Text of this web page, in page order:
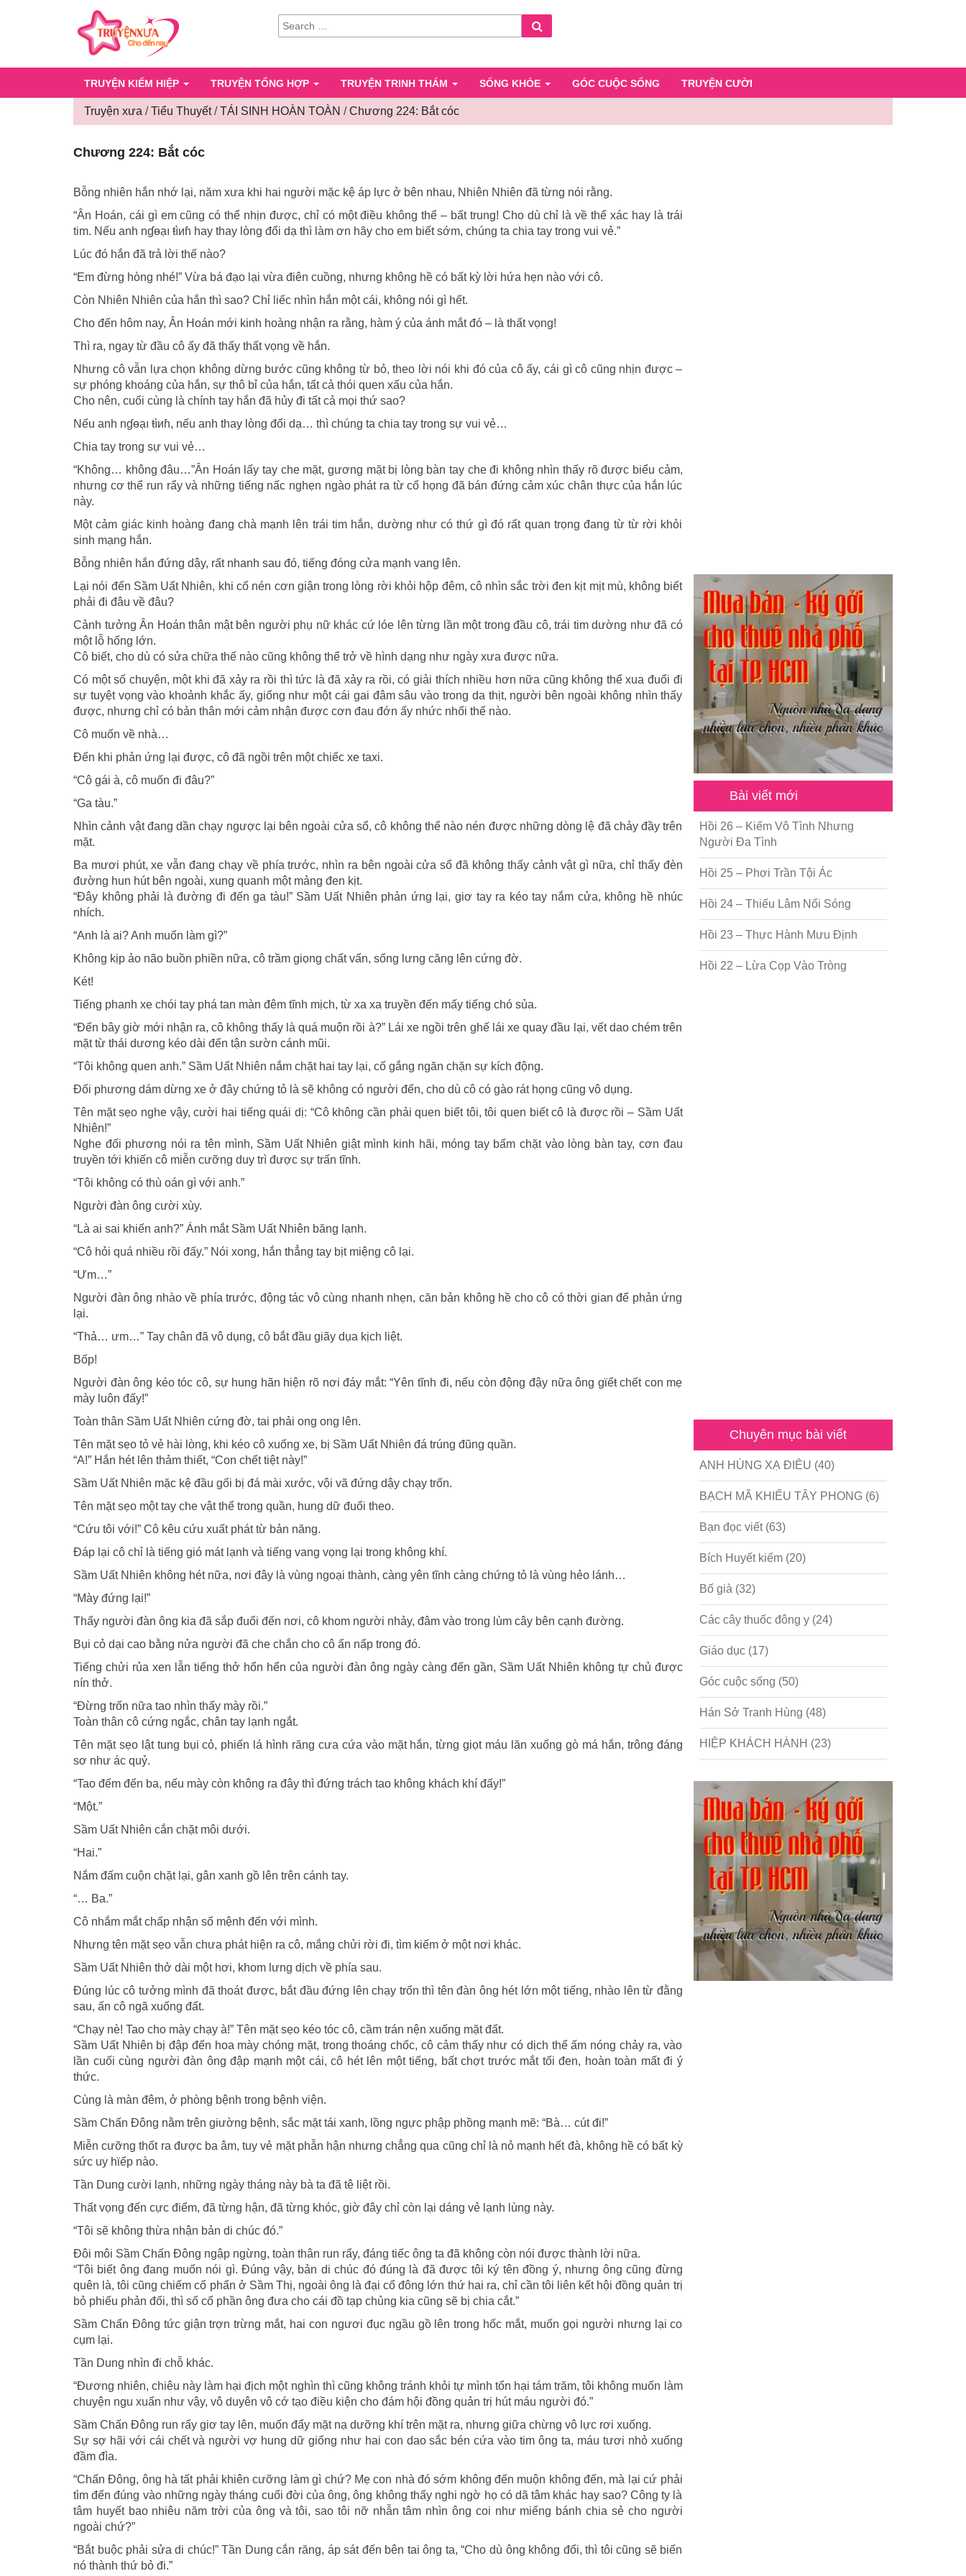
SEARCH
FOR:
TRUYỆN KIẾM HIỆP TRUYỆN TỔNG HỢP TRUYỆN TRINH THÁM SỐNG KHỎE GÓC CUỘC SỐNG TRUYỆN CƯỜI
Truyện xưa /Tiểu Thuyết/TÁI SINH HOÀN TOÀN /Chương 224: Bắt cóc
cóc
Chương 224: Bắt cóc
Bỗng nhiên hắn nhớ lại, năm xưa khi hai người mặc kệ áp lực ở bên nhau, Nhiên Nhiên đã từng nói rằng.
“Ân Hoán, cái gì em cũng có thể nhịn được, chỉ có một điều không thể – bất trung! Cho dù chỉ là về thể xác hay là trái
tim. Nếu anh nɠɵạı ŧìиɦ hay thay lòng đổi dạ thì làm ơn hãy cho em biết sớm, chúng ta chia tay trong vui vẻ.”
Lúc đó hắn đã trả lời thế nào?
“Em đừng hòng nhé!” Vừa bá đạo lại vừa điên cuồng, nhưng không hề có bất kỳ lời hứa hẹn nào với cô.
Còn Nhiên Nhiên của hắn thì sao? Chỉ liếc nhìn hắn một cái, không nói gì hết.
Cho đến hôm nay, Ân Hoán mới kinh hoàng nhận ra rằng, hàm ý của ánh mắt đó – là thất vọng!
Thì ra, ngay từ đầu cô ấy đã thấy thất vọng về hắn.
Nhưng cô vẫn lựa chọn không dừng bước cũng không từ bỏ, theo lời nói khi đó của cô ấy, cái gì cô cũng nhịn được –
sự phóng khoáng của hắn, sự thô bỉ của hắn, tất cả thói quen xấu của hắn.
Cho nên, cuối cùng là chính tay hắn đã hủy đi tất cả mọi thứ sao?
Nếu anh nɠɵạı ŧìиɦ, nếu anh thay lòng đổi dạ… thì chúng ta chia tay trong sự vui vẻ…
Chia tay trong sự vui vẻ…
“Không… không đâu…”Ân Hoán lấy tay che mặt, gương mặt bị lòng bàn tay che đi không nhìn thấy rõ được biểu cảm,
nhưng cơ thể run rẩy và những tiếng nấc nghẹn ngào phát ra từ cổ họng đã bán đứng cảm xúc chân thực của hắn lúc
này.
Một cảm giác kinh hoàng đang chà mạnh lên trái tim hắn, dường như có thứ gì đó rất quan trọng đang từ từ rời khỏi
sinh mạng hắn.
Bỗng nhiên hắn đứng dậy, rất nhanh sau đó, tiếng đóng cửa mạnh vang lên.
Lại nói đến Sầm Uất Nhiên, khi cố nén cơn giận trong lòng rời khỏi hộp đêm, cô nhìn sắc trời đen kịt mịt mù, không biết
phải đi đâu về đâu?
Cảnh tưởng Ân Hoán thân mật bên người phụ nữ khác cứ lóe lên từng lần một trong đầu cô, trái tim dường như đã có
một lỗ hổng lớn.
Cô biết, cho dù có sửa chữa thế nào cũng không thể trở về hình dạng như ngày xưa được nữa.
Có một số chuyện, một khi đã xảy ra rồi thì tức là đã xảy ra rồi, có giải thích nhiều hơn nữa cũng không thể xua đuổi đi
sự tuyệt vọng vào khoảnh khắc ấy, giống như một cái gai đâm sâu vào trong da thịt, người bên ngoài không nhìn thấy
được, nhưng chỉ có bản thân mới cảm nhận được cơn đau đớn ấy nhức nhối thế nào.
Cô muốn về nhà…
Đến khi phản ứng lại được, cô đã ngồi trên một chiếc xe taxi.
“Cô gái à, cô muốn đi đâu?”
“Ga tàu.”
Nhìn cảnh vật đang dần chạy ngược lại bên ngoài cửa sổ, cô không thể nào nén được những dòng lệ đã chảy đầy trên
mặt.
Ba mươi phút, xe vẫn đang chạy về phía trước, nhìn ra bên ngoài cửa sổ đã không thấy cảnh vật gì nữa, chỉ thấy đèn
đường hun hút bên ngoài, xung quanh một mảng đen kịt.
“Đây không phải là đường đi đến ga tàu!” Sầm Uất Nhiên phản ứng lại, giơ tay ra kéo tay nắm cửa, không hề nhúc
nhích.
“Anh là ai? Anh muốn làm gì?”
Không kịp ảo não buồn phiền nữa, cô trầm giọng chất vấn, sống lưng căng lên cứng đờ.
Két!
Tiếng phanh xe chói tay phá tan màn đêm tĩnh mịch, từ xa xa truyền đến mấy tiếng chó sủa.
“Đến bây giờ mới nhận ra, cô không thấy là quá muộn rồi à?” Lái xe ngồi trên ghế lái xe quay đầu lại, vết dao chém trên
mặt từ thái dương kéo dài đến tận sườn cánh mũi.
“Tôi không quen anh.” Sầm Uất Nhiên nắm chặt hai tay lại, cố gắng ngăn chặn sự kích động.
Đối phương dám dừng xe ở đây chứng tỏ là sẽ không có người đến, cho dù cô có gào rát họng cũng vô dụng.
Tên mặt sẹo nghe vậy, cười hai tiếng quái dị: “Cô không cần phải quen biết tôi, tôi quen biết cô là được rồi – Sầm Uất
Nhiên!”
Nghe đối phương nói ra tên mình, Sầm Uất Nhiên giật mình kinh hãi, móng tay bấm chặt vào lòng bàn tay, cơn đau
truyền tới khiến cô miễn cưỡng duy trì được sự trấn tĩnh.
“Tôi không có thù oán gì với anh.”
Người đàn ông cười xùy.
“Là ai sai khiến anh?” Ánh mắt Sầm Uất Nhiên băng lạnh.
“Cô hỏi quá nhiều rồi đấy.” Nói xong, hắn thẳng tay bịt miệng cô lại.
“Ưm…”
Người đàn ông nhào về phía trước, động tác vô cùng nhanh nhẹn, căn bản không hề cho cô có thời gian để phản ứng
lại.
“Thả… ưm…” Tay chân đã vô dụng, cô bắt đầu giãy dụa kịch liệt.
Bốp!
Người đàn ông kéo tóc cô, sự hung hãn hiện rõ nơi đáy mắt: “Yên tĩnh đi, nếu còn động đậy nữa ông gϊếŧ chết con mẹ
mày luôn đấy!”
Toàn thân Sầm Uất Nhiên cứng đờ, tai phải ong ong lên.
Tên mặt sẹo tỏ vẻ hài lòng, khi kéo cô xuống xe, bị Sầm Uất Nhiên đá trúng đũng quần.
“A!” Hắn hét lên thảm thiết, “Con chết tiệt này!”
Sầm Uất Nhiên mặc kệ đầu gối bị đá mài xước, vội vã đứng dậy chạy trốn.
Tên mặt sẹo một tay che vật thể trong quần, hung dữ đuổi theo.
“Cứu tôi với!” Cô kêu cứu xuất phát từ bản năng.
Đáp lại cô chỉ là tiếng gió mát lạnh và tiếng vang vọng lại trong không khí.
Sầm Uất Nhiên không hét nữa, nơi đây là vùng ngoại thành, càng yên tĩnh càng chứng tỏ là vùng hẻo lánh…
“Mày đứng lại!”
Thấy người đàn ông kia đã sắp đuổi đến nơi, cô khom người nhảy, đâm vào trong lùm cây bên cạnh đường.
Bụi cỏ dại cao bằng nửa người đã che chắn cho cô ẩn nấp trong đó.
Tiếng chửi rủa xen lẫn tiếng thở hổn hển của người đàn ông ngày càng đến gần, Sầm Uất Nhiên không tự chủ được
nín thở.
“Đừng trốn nữa tao nhìn thấy mày rồi.”
Toàn thân cô cứng ngắc, chân tay lạnh ngắt.
Tên mặt sẹo lật tung bụi cỏ, phiến lá hình răng cưa cứa vào mặt hắn, từng giọt máu lăn xuống gò má hắn, trông đáng
sơ như ác quỷ.
“Tao đếm đến ba, nếu mày còn không ra đây thì đứng trách tao không khách khí đấy!”
“Một.”
Sầm Uất Nhiên cắn chặt môi dưới.
“Hai.”
Nắm đấm cuộn chặt lại, gân xanh gồ lên trên cánh tay.
“… Ba.”
Cô nhắm mắt chấp nhận số mệnh đến với mình.
Nhưng tên mặt sẹo vẫn chưa phát hiện ra cô, mắng chửi rời đi, tìm kiếm ở một nơi khác.
Sầm Uất Nhiên thở dài một hơi, khom lưng dịch về phía sau.
Đúng lúc cô tưởng mình đã thoát được, bắt đầu đứng lên chạy trốn thì tên đàn ông hét lớn một tiếng, nhào lên từ đằng
sau, ấn cô ngã xuống đất.
“Chạy nè! Tao cho mày chạy à!” Tên mặt sẹo kéo tóc cô, cầm trán nện xuống mặt đất.
Sầm Uất Nhiên bị đập đến hoa mày chóng mặt, trong thoáng chốc, cô cảm thấy như có dịch thể ấm nóng chảy ra, vào
lần cuối cùng người đàn ông đập mạnh một cái, cô hét lên một tiếng, bất chợt trước mắt tối đen, hoàn toàn mất đi ý
thức.
Cùng là màn đêm, ở phòng bệnh trong bệnh viện.
Sầm Chấn Đông nằm trên giường bệnh, sắc mặt tái xanh, lồng ngực phập phồng mạnh mẽ: “Bà… cút đi!”
Miễn cưỡng thốt ra được ba âm, tuy vẻ mặt phẫn hận nhưng chẳng qua cũng chỉ là nỏ mạnh hết đà, không hề có bất kỳ
sức uy hϊếp nào.
Tần Dung cười lạnh, những ngày tháng này bà ta đã tê liệt rồi.
Thất vọng đến cực điểm, đã từng hận, đã từng khóc, giờ đây chỉ còn lại dáng vẻ lạnh lùng này.
“Tôi sẽ không thừa nhận bản di chúc đó.”
Đôi môi Sầm Chấn Đông ngập ngừng, toàn thân run rẩy, đáng tiếc ông ta đã không còn nói được thành lời nữa.
“Tôi biết ông đang muốn nói gì. Đúng vậy, bản di chúc đó đúng là đã được tôi ký tên đồng ý, nhưng ông cũng đừng
quên là, tôi cũng chiếm cổ phẩn ở Sầm Thị, ngoài ông là đại cổ đông lớn thứ hai ra, chỉ cần tôi liên kết hội đồng quản trị
bỏ phiếu phản đối, thì số cổ phần ông đưa cho cái đồ tạp chủng kia cũng sẽ bị chia cắt.”
Sầm Chấn Đông tức giận trợn trừng mắt, hai con ngươi đục ngầu gồ lên trong hốc mắt, muốn gọi người nhưng lại co
cụm lại.
Tần Dung nhìn đi chỗ khác.
“Đương nhiên, chiêu này làm hại địch một nghìn thì cũng không tránh khỏi tự mình tổn hại tám trăm, tôi không muốn làm
chuyện ngu xuẩn như vậy, vô duyên vô cớ tạo điều kiện cho đám hội đồng quản trị hút máu người đó.”
Sầm Chấn Đông run rẩy giơ tay lên, muốn đẩy mặt nạ dưỡng khí trên mặt ra, nhưng giữa chừng vô lực rơi xuống.
Sự sợ hãi với cái chết và người vợ hung dữ giống như hai con dao sắc bén cứa vào tim ông ta, máu tươi nhỏ xuống
đầm đìa.
“Chấn Đông, ông hà tất phải khiên cưỡng làm gì chứ? Mẹ con nhà đó sớm không đến muộn không đến, mà lại cứ phải
tìm đến đúng vào những ngày tháng cuối đời của ông, ông không thấy nghi ngờ họ có dã tâm khác hay sao? Công ty là
tâm huyết bao nhiêu năm trời của ông và tôi, sao tôi nỡ nhẫn tâm nhìn ông coi như miếng bánh chia sẻ cho người
ngoài chứ?”
“Bắt buộc phải sửa di chúc!” Tần Dung cắn răng, áp sát đến bên tai ông ta, “Cho dù ông không đổi, thì tôi cũng sẽ biến
nó thành thứ bỏ đi.”
Bài viết mới
Hồi 26 – Kiếm Vô Tình Nhưng
Người Đa Tình
Hồi 25 – Phơi Trần Tội Ác
Hồi 24 – Thiếu Lâm Nổi Sóng
Hồi 23 – Thực Hành Mưu Định
Hồi 22 – Lừa Cọp Vào Tròng
Chuyên mục bài viết
ANH HÙNG XẠ ĐIÊU (40)
BẠCH MÃ KHIẾU TÂY PHONG(6)
Bạn đọc viết(63)
Bích Huyết kiếm(20)
Bố già (32)
Các cây thuốc đông y(24)
Giáo dục(17)
Góc cuộc sống (50)
Hán Sở Tranh Hùng (48)
HIỆP KHÁCH HÀNH (23)
Kinh tế(1)
Kỹ năng(18)
Liên Thành quyết(13)
LỘC ĐỈNH KÝ (52)
Nước ngoài(5)
Phi Hồ ngoại truyện